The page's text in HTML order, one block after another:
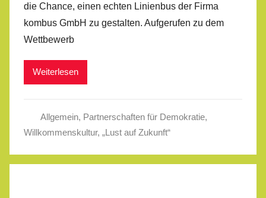
die Chance, einen echten Linienbus der Firma
kombus GmbH zu gestalten. Aufgerufen zu dem
Wettbewerb
Weiterlesen
Allgemein, Partnerschaften für Demokratie,
Willkommenskultur, „Lust auf Zukunft“